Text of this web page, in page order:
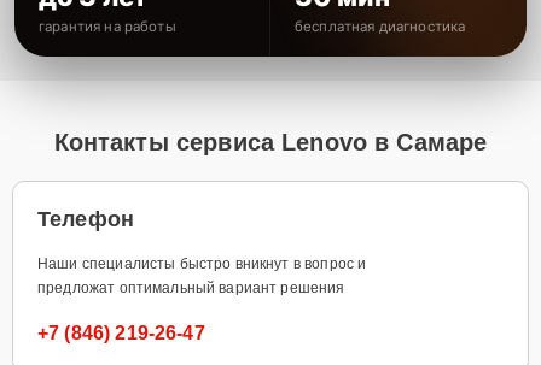
гарантия на работы бесплатная диагностика
Контакты сервиса Lenovo в Самаре
Телефон
Наши специалисты быстро вникнут в вопрос и
предложат оптимальный вариант решения
+7 (846) 219-26-47